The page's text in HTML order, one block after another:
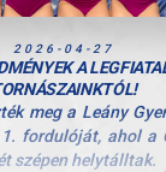
👏
2026-04-27
A
meg a Leány
fordulóját, ahol a
szépen helytálltak.